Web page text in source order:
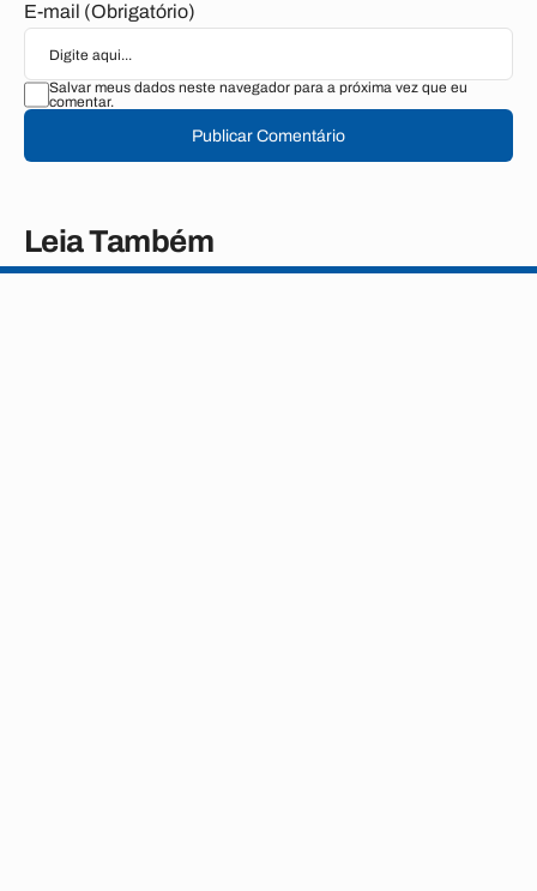
E-mail (Obrigatório)
Salvar meus dados neste navegador para a próxima vez que eu
comentar.
Publicar Comentário
Leia Também